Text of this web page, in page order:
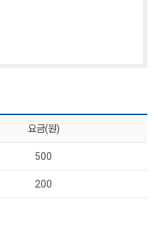
요금(원)
500
200